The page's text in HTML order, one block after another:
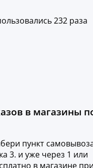
232 раза
в магазины
пункт
3. и уже через 1 или
в магазине